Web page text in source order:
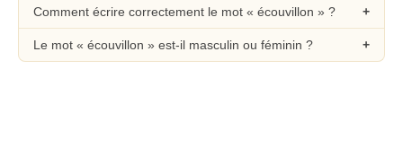
Comment écrire correctement le mot « écouvillon » ?
Le mot « écouvillon » est-il masculin ou féminin ?